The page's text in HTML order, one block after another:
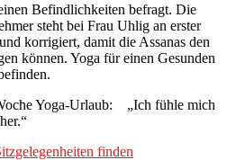
Befindlichkeiten befragt. Die
steht bei Frau Uhlig an erster
korrigiert, damit die Assanas den
können. Yoga für einen Gesunden
Yoga-Urlaub: „Ich fühle mich
finden